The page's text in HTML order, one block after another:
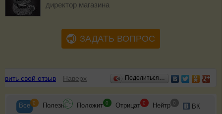
директор магазина
ЗАДАТЬ ВОПРОС
Отзывы
свой отзыв Наверх Поделиться…
Все 0 Полезн Положит 0 Отрицат 0 Нейтр 0 ВК